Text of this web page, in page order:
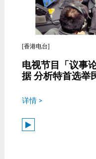
[香港电台]
电视节目「议事
据 分析特首选举
详情 >